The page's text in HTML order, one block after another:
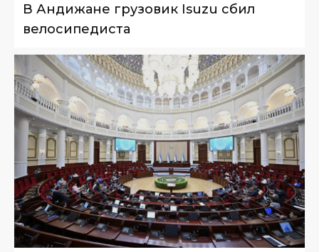
В Андижане грузовик Isuzu сбил
велосипедиста